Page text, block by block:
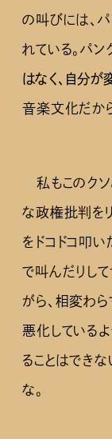
の叫びには、
れている。パン
はなく、自分
音楽文化だか
私もこのク
な政権批判をリ
をドコドコ叩
で叫んだりし
がら、相変わ
悪化している
ることはでき
な。